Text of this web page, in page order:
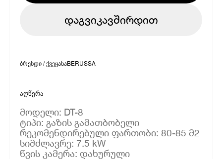
დაგვიკავშირდით
ბრენდი / ქვეყანაBERUSSA
აღწერა
მოდელი: DT-8
ტიპი: გაზის გამათბობელი
რეკომენდირებული ფართობი: 80-85 მ2
სიმძლავრე: 7.5 kW
წვის კამერა: დახურული